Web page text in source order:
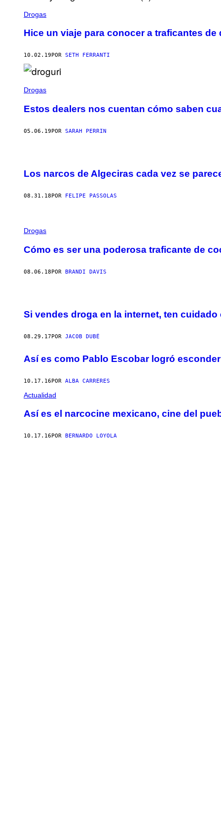
Drogas
Hice un viaje para conocer a traficantes
10.02.19 POR SETH FERRANTI
Drogas
Estos dealers nos cuentan cómo saben
05.06.19POR SARAH PERRIN
Los narcos de Algeciras cada vez se
08.31.18 POR FELIPE PASSOLAS
Drogas
Cómo es ser una poderosa traficante de
08.06.18POR BRANDI DAVIS
Si vendes droga en la internet, ten
08.29.17 POR JACOB DUBÉ
Así es como Pablo Escobar logró
10.17.16POR ALBA CARRERES
Actualidad
Así es el narcocine mexicano, cine del
10.17.16 POR BERNARDO LOYOLA